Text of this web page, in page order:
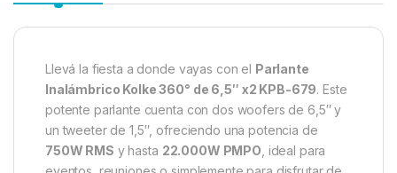
Llevá la fiesta a donde vayas con el Parlante
Inalámbrico Kolke 360° de 6,5″ x2 KPB-679. Este
potente parlante cuenta con dos woofers de 6,5″ y
un tweeter de 1,5″, ofreciendo una potencia de
750W RMS y hasta 22.000W PMPO , ideal para